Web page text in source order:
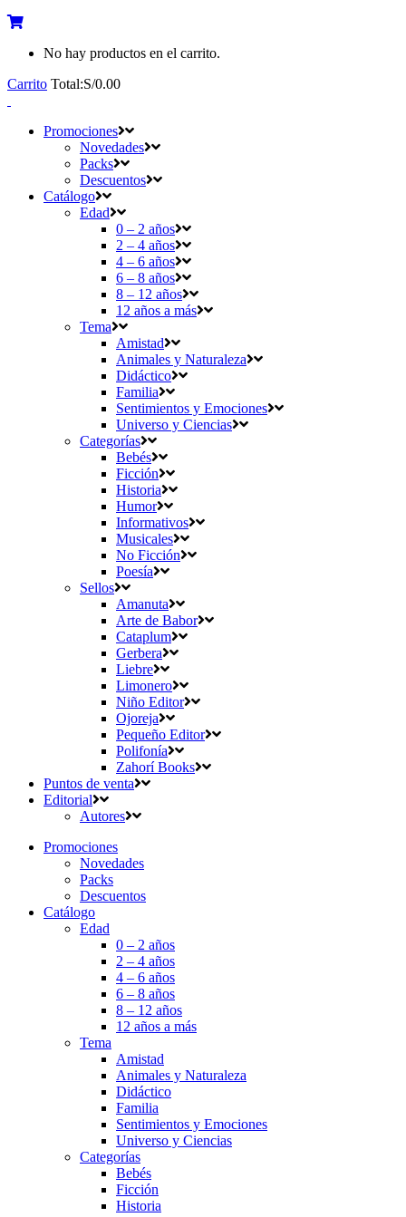
No hay productos en el carrito.
Carrito Total:S/0.00
Promociones
Novedades
Packs
Descuentos
Catálogo
Edad
0 – 2 años
2 – 4 años
4 – 6 años
6 – 8 años
8 – 12 años
12 años a más
Tema
Amistad
Animales y Naturaleza
Didáctico
Familia
Sentimientos y Emociones
Universo y Ciencias
Categorías
Bebés
Ficción
Historia
Humor
Informativos
Musicales
No Ficción
Poesía
Sellos
Amanuta
Arte de Babor
Cataplum
Gerbera
Liebre
Limonero
Niño Editor
Ojoreja
Pequeño Editor
Polifonía
Zahorí Books
Puntos de venta
Editorial
Autores
Promociones
Novedades
Packs
Descuentos
Catálogo
Edad
0 – 2 años
2 – 4 años
4 – 6 años
6 – 8 años
8 – 12 años
12 años a más
Tema
Amistad
Animales y Naturaleza
Didáctico
Familia
Sentimientos y Emociones
Universo y Ciencias
Categorías
Bebés
Ficción
Historia